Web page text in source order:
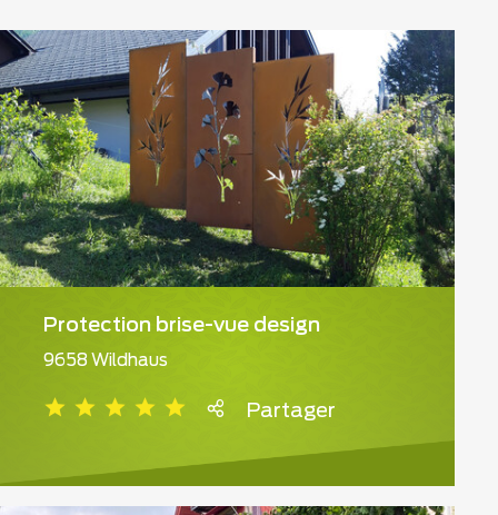
Protection brise-vue design
9658 Wildhaus
Partager